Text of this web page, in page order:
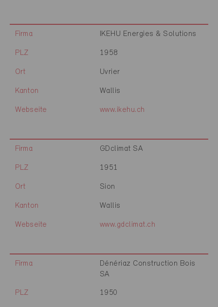
Firma IKEHU Energies & Solutions
PLZ 1958
Ort Uvrier
Kanton Wallis
Webseite www.ikehu.ch
Firma GDclimat SA
PLZ 1951
Ort Sion
Kanton Wallis
Webseite www.gdclimat.ch
Firma
Dénériaz Construction Bois
SA
PLZ 1950